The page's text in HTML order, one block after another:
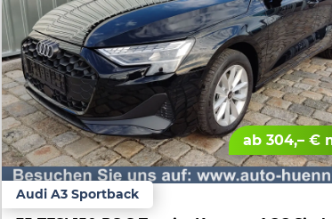
ab 304,– €
Audi A3 Sportback